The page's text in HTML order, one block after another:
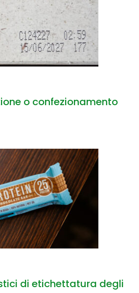
o confezionamento
di etichettatura degli